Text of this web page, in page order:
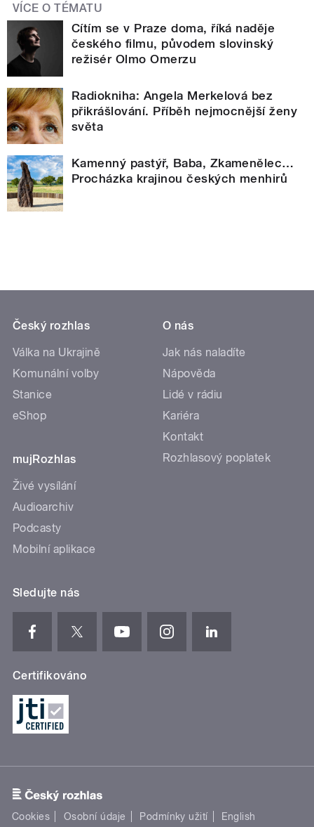
VÍCE O TÉMATU
Cítím se v Praze doma, říká naděje
českého filmu, původem slovinský
režisér Olmo Omerzu
Radiokniha: Angela Merkelová bez
přikrášlování. Příběh nejmocnější ženy
světa
Kamenný pastýř, Baba, Zkamenělec…
Procházka krajinou českých menhirů
Český rozhlas
Válka na Ukrajině
Komunální volby
Stanice
eShop
mujRozhlas
Živé vysílání
Audioarchiv
Podcasty
Mobilní aplikace
O nás
Jak nás naladíte
Nápověda
Lidé v rádiu
Kariéra
Kontakt
Rozhlasový poplatek
Sledujte nás
Certifikováno
Cookies Osobní údaje Podmínky užití English